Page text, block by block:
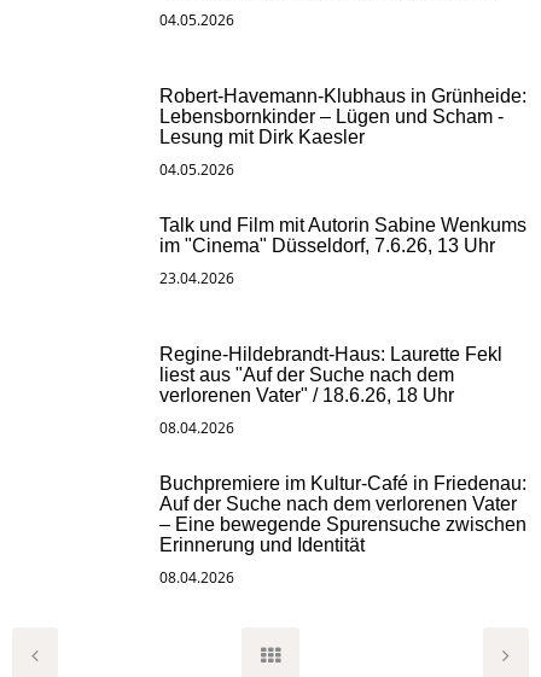
04.05.2026
Robert-Havemann-Klubhaus in Grünheide:
Lebensbornkinder – Lügen und Scham -
Lesung mit Dirk Kaesler
04.05.2026
Talk und Film mit Autorin Sabine Wenkums
im "Cinema" Düsseldorf, 7.6.26, 13 Uhr
23.04.2026
Regine-Hildebrandt-Haus: Laurette Fekl
liest aus "Auf der Suche nach dem
verlorenen Vater" / 18.6.26, 18 Uhr
08.04.2026
Buchpremiere im Kultur-Café in Friedenau:
Auf der Suche nach dem verlorenen Vater
– Eine bewegende Spurensuche zwischen
Erinnerung und Identität
08.04.2026